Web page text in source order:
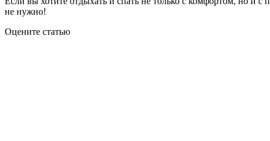
не нужно!
Оцените статью